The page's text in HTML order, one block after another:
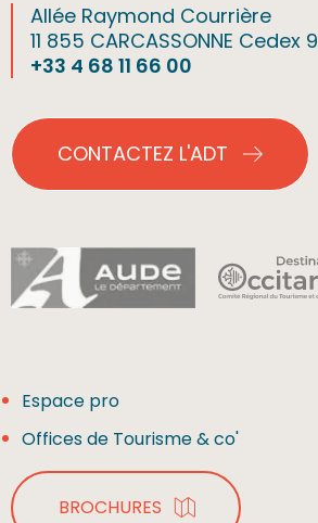
Allée Raymond Courrière
11 855 CARCASSONNE Cedex 9
+33 4 68 11 66 00
CONTACTEZ L'ADT
Espace pro
Offices de Tourisme & co'
BROCHURES